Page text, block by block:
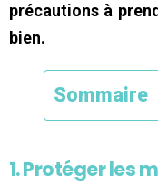
précautions à
bien.
Sommaire
1. Protéger les